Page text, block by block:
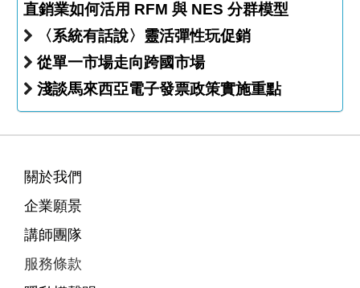
直銷業如何活用 RFM 與 NES 分群模型
〈系統有話說〉靈活彈性玩促銷
從單一市場走向跨國市場
淺談馬來西亞電子發票政策實施重點
關於我們
企業願景
講師團隊
服務條款